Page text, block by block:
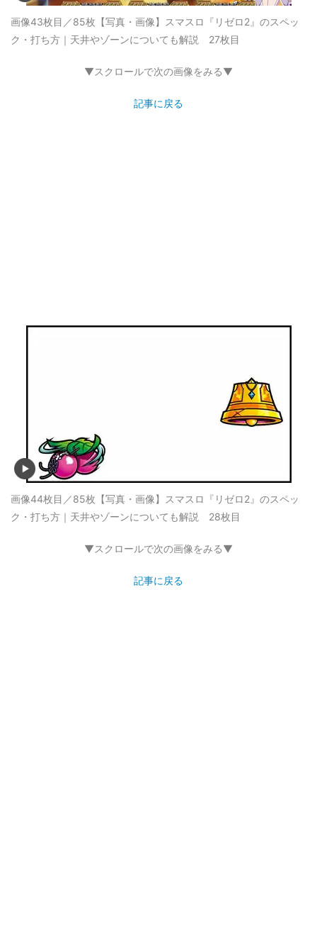
画像43枚目／85枚 【写真・画像】スマスロ『リゼロ2』のスペッ
ク・打ち方｜天井やゾーンについても解説 27枚目
▼スクロールで次の画像をみる▼
記事に戻る
画像44枚目／85枚 【写真・画像】スマスロ『リゼロ2』のスペッ
ク・打ち方｜天井やゾーンについても解説 28枚目
▼スクロールで次の画像をみる▼
記事に戻る